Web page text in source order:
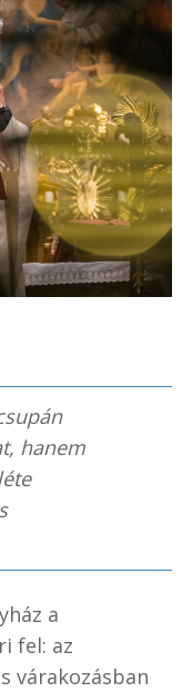
hanem
a
fel: az
várakozásban